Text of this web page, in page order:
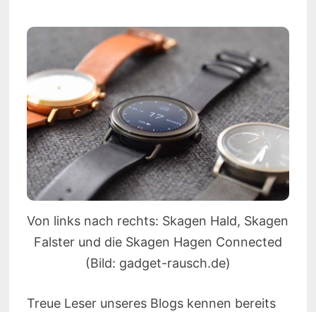
Von links nach rechts: Skagen Hald, Skagen
Falster und die Skagen Hagen Connected
(Bild: gadget-rausch.de)
Treue Leser unseres Blogs kennen bereits